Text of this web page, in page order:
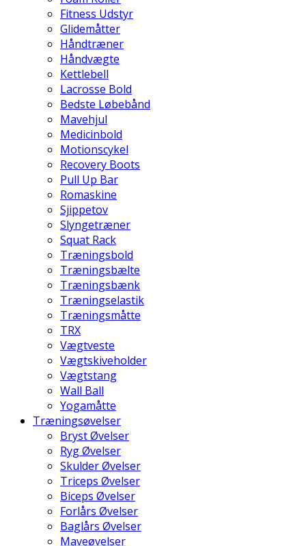
Fitness Udstyr
Glidemåtter
Håndtræner
Håndvægte
Kettlebell
Lacrosse Bold
Bedste Løbebånd
Mavehjul
Medicinbold
Motionscykel
Recovery Boots
Pull Up Bar
Romaskine
Sjippetov
Slyngetræner
Squat Rack
Træningsbold
Træningsbælte
Træningsbænk
Træningselastik
Træningsmåtte
TRX
Vægtveste
Vægtskiveholder
Vægtstang
Wall Ball
Yogamåtte
Træningsøvelser
Bryst Øvelser
Ryg Øvelser
Skulder Øvelser
Triceps Øvelser
Biceps Øvelser
Forlårs Øvelser
Baglårs Øvelser
Maveøvelser